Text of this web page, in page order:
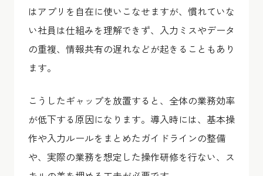
はアプリを自在に使いこなせますが、慣れていな
い社員は仕組みを理解できず、入力ミスやデータ
の重複、情報共有の遅れなどが起きることもあり
ます。
こうしたギャップを放置すると、全体の業務効率
が低下する原因になります。導入時には、基本操
作や入力ルールをまとめたガイドラインの整備
や、実際の業務を想定した操作研修を行ない、ス